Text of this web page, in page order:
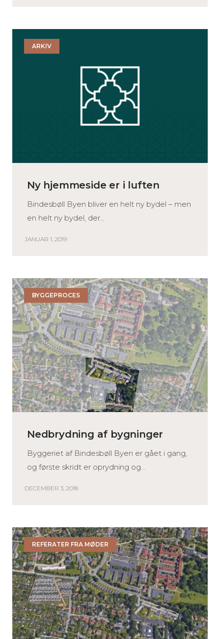
ARKIV
Ny hjemmeside er i luften
Bindesbøll Byen bliver en helt ny bydel – men
en helt ny bydel, der...
JANUAR 1, 2019
BYGGEPROCES
Nedbrydning af bygninger
Byggeriet af Bindesbøll Byen er gået i gang,
og første skridt er oprydning og...
DECEMBER 3, 2018
REFERATER FRA MØDER